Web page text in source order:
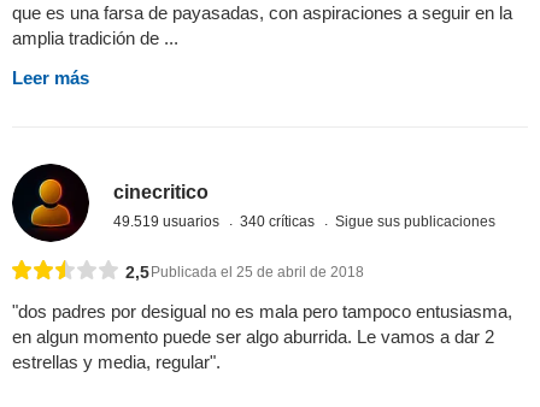
que es una farsa de payasadas, con aspiraciones a seguir en la
amplia tradición de ...
Leer más
cinecritico
49.519 usuarios 340 críticas Sigue sus publicaciones
2,5Publicada el 25 de abril de 2018
"dos padres por desigual no es mala pero tampoco entusiasma,
en algun momento puede ser algo aburrida. Le vamos a dar 2
estrellas y media, regular".